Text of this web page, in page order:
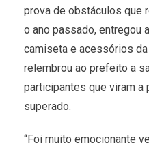
prova de obstáculos que
o ano passado, entregou
camiseta e acessórios
relembrou ao prefeito a
participantes que viram a
superado.
“Foi muito emocionante